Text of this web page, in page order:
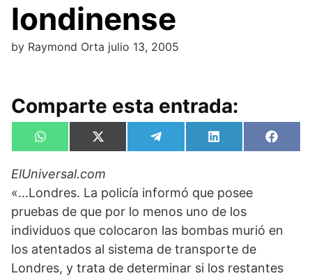
londinense
by Raymond Orta julio 13, 2005
Comparte esta entrada:
Compartir
en
W
h
t
A
p
p
Compartir
en
X
(
w
t
t
e
r
)
Compartir
en
e
r
a
m
Compartir
en
L
i
d
I
n
en
F
a
ElUniversal.com
«…Londres. La policía informó que posee
pruebas de que por lo menos uno de los
individuos que colocaron las bombas murió en
los atentados al sistema de transporte de
Londres, y trata de determinar si los restantes